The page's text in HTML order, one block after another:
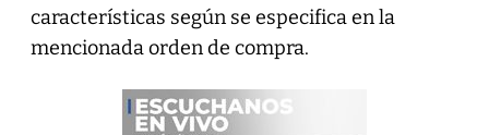
características según se especifica en la
mencionada orden de compra.